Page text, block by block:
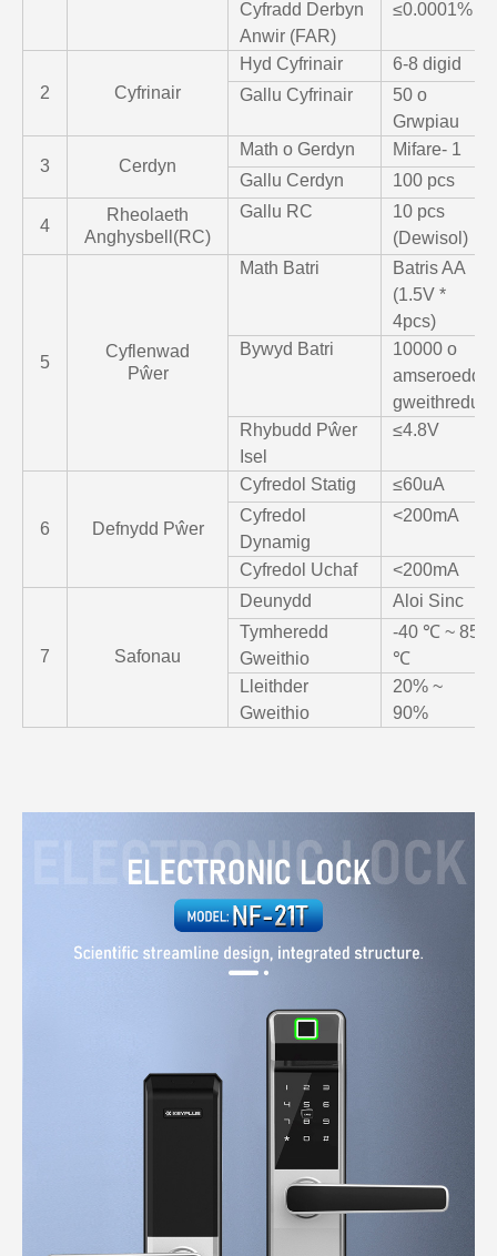
Cyfradd Derbyn
Anwir (FAR)
≤0.0001%
2 Cyfrinair
Hyd Cyfrinair
6-8 digid
Gallu Cyfrinair
50 o
Grwpiau
3 Cerdyn
Math o Gerdyn
Mifare- 1
Gallu Cerdyn
100 pcs
4
Rheolaeth
Anghysbell(RC)
Gallu RC
10 pcs
(Dewisol)
5
Cyflenwad
Pŵer
Math Batri
Batris AA
(1.5V *
4pcs)
Bywyd Batri
10000 o
amseroedd
gweithredu
Rhybudd Pŵer
Isel
≤4.8V
6 Defnydd Pŵer
Cyfredol Statig
≤60uA
Cyfredol
Dynamig
<200mA
Cyfredol Uchaf <200mA
7 Safonau
Deunydd
Aloi Sinc
Tymheredd
Gweithio
-40 ℃ ~ 85
℃
Lleithder
Gweithio
20% ~
90%